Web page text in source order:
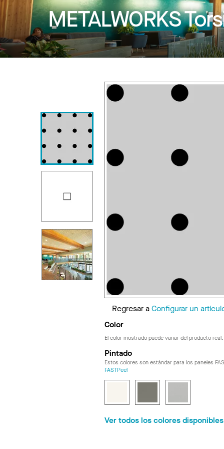
METALWORKS
Regresar aConfigurar un
Color
El color mostrado puede variar del producto real.
Pintado
Estos colores son estándar para los paneles
FASTPeel
Ver todos los colores